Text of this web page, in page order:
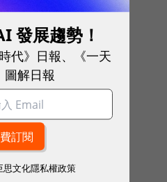
發展趨勢！
代》日報、《一天
圖解日報
思文化隱私權政策